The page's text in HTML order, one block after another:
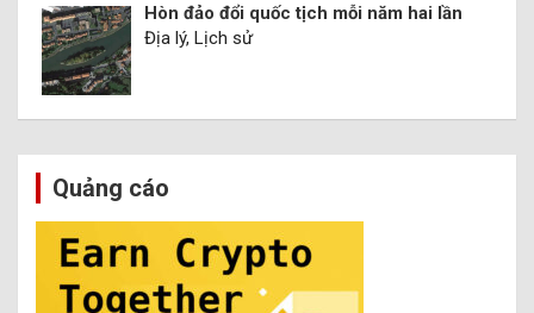
Hòn đảo đổi quốc tịch mỗi năm hai lần
Địa lý, Lịch sử
Quảng cáo